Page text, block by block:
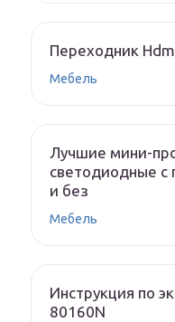
Переходник
Мебель
Лучшие мини-
светодиодные с
и без
Мебель
Инструкция по
80160N